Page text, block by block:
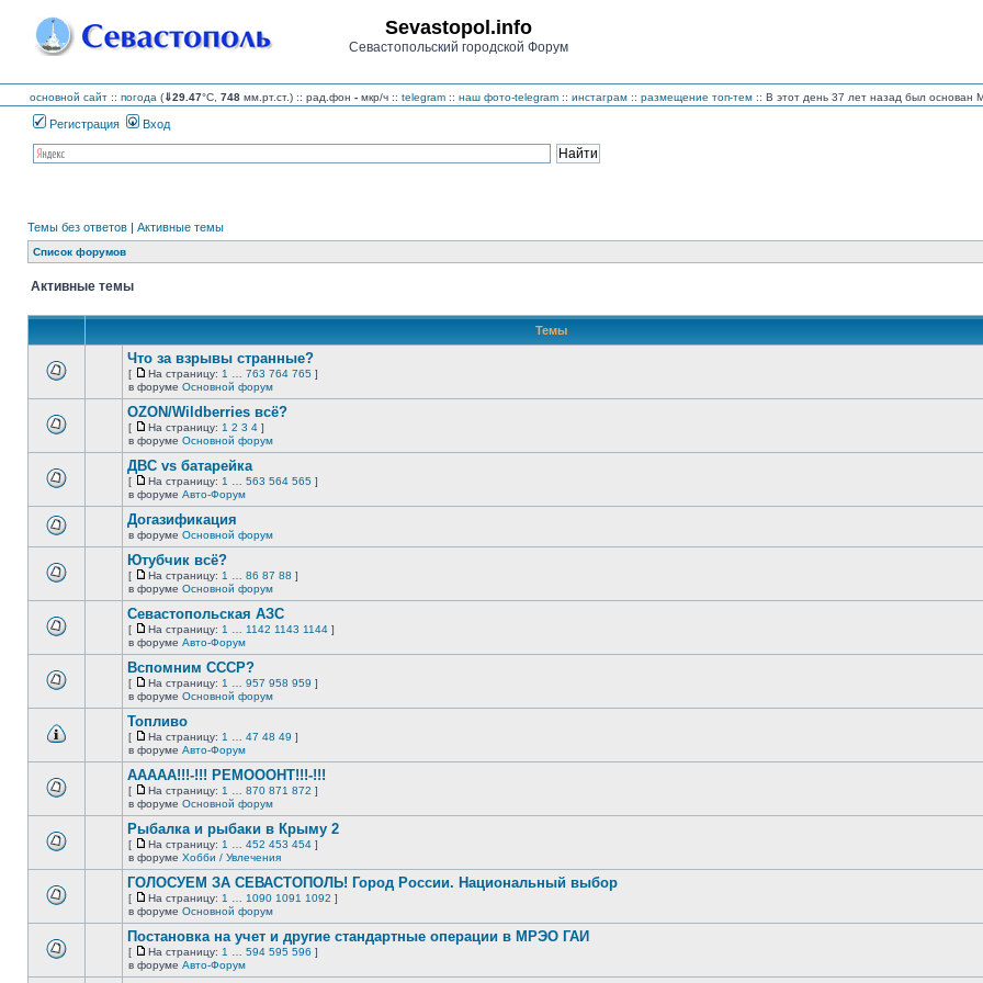
Sevastopol.info
Севастопольский городской Форум
основной сайт :: погода (⇓29.47°C, 748 мм.рт.ст.) :: рад.фон - мкр/ч :: telegram :: наш фото-telegram :: инстаграм :: размещение топ-тем :: В этот день 37 лет назад был основан
Регистрация Вход
Темы без ответов | Активные темы
Список форумов
Активные темы
Темы
этой
непрочитанных
сообщений.
Что за взрывы странные?
[
На
страницу
На страницу: 1 763 764 765 ]
в форуме Основной форум
этой
непрочитанных
сообщений.
OZON/Wildberries всё?
[
На
страницу
На страницу: 1 2 3 4 ]
в форуме Основной форум
этой
непрочитанных
сообщений.
ДВС vs батарейка
[
На
страницу
На страницу: 1 563 564 565 ]
в форуме Авто-Форум
непрочитанных
сообщений.
Догазификация
в форуме Основной форум
этой
непрочитанных
сообщений.
Ютубчик всё?
[
На
страницу
На страницу: 1 86 87 88 ]
в форуме Основной форум
этой
непрочитанных
сообщений.
Севастопольская АЗС
[
На
страницу
На страницу: 1 1142 1143 1144 ]
в форуме Авто-Форум
этой
непрочитанных
Вспомним СССР?
[
На
страницу
На страницу: 1 957 958 959 ]
в форуме Основной форум
этой
непрочитанных
сообщений.
Топливо
[
На
страницу
На страницу: 1 47 48 49 ]
в форуме Авто-Форум
этой
непрочитанных
сообщений.
ААААА!!!-!!! РЕМОООНТ!!!-!!!
[
На
страницу
На страницу: 1 870 871 872 ]
в форуме Основной форум
этой
непрочитанных
сообщений.
Рыбалка и рыбаки в Крыму 2
[
На
страницу
На страницу: 1 452 453 454 ]
в форуме Хобби / Увлечения
этой
непрочитанных
ГОЛОСУЕМ ЗА СЕВАСТОПОЛЬ! Город России. Национальный выбор
[
На
страницу
На страницу: 1 1090 1091 1092 ]
в форуме Основной форум
этой
Постановка на учет и другие стандартные операции в МРЭО ГАИ
[
На
страницу
На страницу: 1 594 595 596 ]
в форуме Авто-Форум